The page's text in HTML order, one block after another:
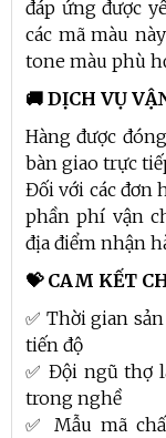
đáp ứng được
các mã màu
tone màu phù
🚚 DỊCH VỤ
Hàng được
bàn giao trực
Đối với các đơn
phần phí vận
địa điểm nhận
💝 CAM KẾT
✅ Thời gian
tiến độ
✅ Đội ngũ thợ
trong nghề
✅ Mẫu mã